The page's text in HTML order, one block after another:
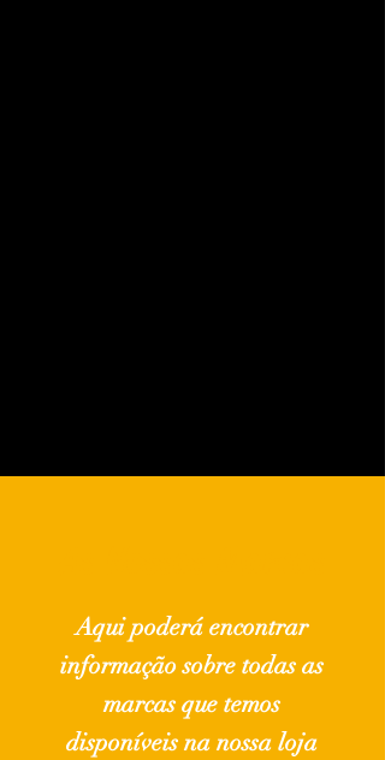
Aqui poderá encontrar
informação sobre todas as
marcas que temos
disponíveis na nossa loja